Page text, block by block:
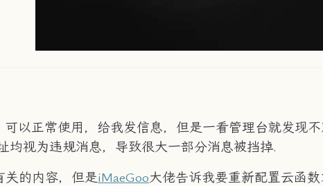
可以正常使用，给我发信息，但是一看管理台就发现
均视为违规消息，导致很大一部分消息被挡掉.
关的内容，但是iMaeGoo大佬告诉我要重新配置云函